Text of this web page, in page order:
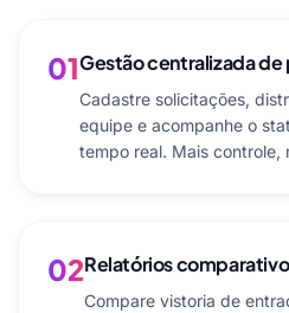
01Gestão centralizada de
Cadastre solicitações,
equipe e acompanhe o
tempo real. Mais controle,
02Relatórios
Compare vistoria de